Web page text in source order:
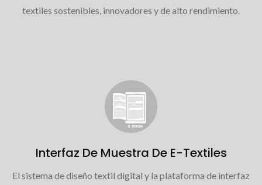
textiles sostenibles, innovadores y de alto rendimiento.
Interfaz De Muestra De E-Textiles
El sistema de diseño textil digital y la plataforma de interfaz